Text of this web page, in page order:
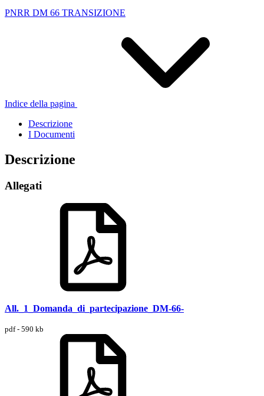
PNRR DM 66 TRANSIZIONE
Indice della pagina
Descrizione
I Documenti
Descrizione
Allegati
All._1_Domanda_di_partecipazione_DM-66-
pdf - 590 kb